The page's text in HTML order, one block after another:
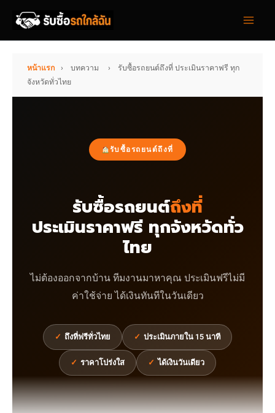
หน้าแรก › บทความ ›
รับซื้อรถยนต์ถึงที่ ประเมินราคาฟรี ทุก
จังหวัดทั่วไทย
รับซื้อรถยนต์ถึงที่
รับซื้อรถยนต์ถึงที่
ประเมินราคาฟรี ทุกจังหวัดทั่ว
ไทย
ไม่ต้องออกจากบ้าน ทีมงานมาหาคุณ ประเมินฟรีไม่มี
ค่าใช้จ่าย ได้เงินทันทีในวันเดียว
✓ ถึงที่ฟรีทั่วไทย ✓ ประเมินภายใน 15 นาที
✓ ราคาโปร่งใส ✓ ได้เงินวันเดียว